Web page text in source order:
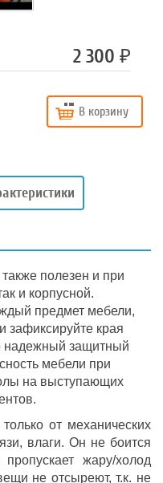
2 300 ₽
В корзину
полезен и при
и корпусной.
предмет мебели,
зафиксируйте края
надежный защитный
мебели при
на выступающих
от механических
влаги. Он не боится
жару/холод
не отсыреют, т.к. не